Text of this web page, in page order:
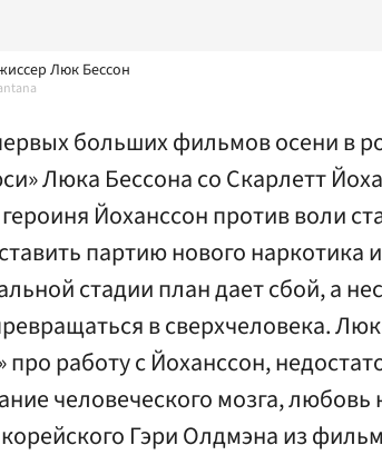
Люк Бессон
больших фильмов осени в
Люка Бессона со Скарлетт
Йоханссон против воли
партию нового наркотика
стадии план дает сбой, а
в сверхчеловека.
про работу с Йоханссон,
человеческого мозга,
Гэри Олдмэна из